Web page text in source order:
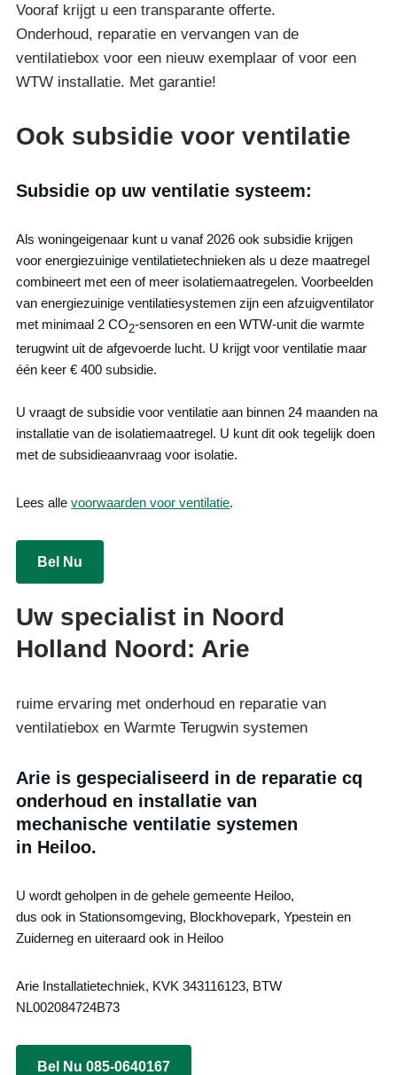
Vooraf krijgt u een transparante offerte.
Onderhoud, reparatie en vervangen van de
ventilatiebox voor een nieuw exemplaar of voor een
WTW installatie. Met garantie!
Ook subsidie voor ventilatie
Subsidie op uw ventilatie systeem:
Als woningeigenaar kunt u vanaf 2026 ook subsidie krijgen
voor energiezuinige ventilatietechnieken als u deze maatregel
combineert met een of meer isolatiemaatregelen. Voorbeelden
van energiezuinige ventilatiesystemen zijn een afzuigventilator
met minimaal 2 CO2-sensoren en een WTW-unit die warmte
terugwint uit de afgevoerde lucht. U krijgt voor ventilatie maar
één keer € 400 subsidie.
U vraagt de subsidie voor ventilatie aan binnen 24 maanden na
installatie van de isolatiemaatregel. U kunt dit ook tegelijk doen
met de subsidieaanvraag voor isolatie.
Lees allevoorwaarden voor ventilatie.
Bel Nu
Uw specialist in Noord
Holland Noord: Arie
ruime ervaring met onderhoud en reparatie van
ventilatiebox en Warmte Terugwin systemen
Arie is gespecialiseerd in de reparatie cq
onderhoud en installatie van
mechanische ventilatie systemen
in Heiloo.
U wordt geholpen in de gehele gemeente Heiloo,
dus ook in Stationsomgeving, Blockhovepark, Ypestein en
Zuiderneg en uiteraard ook in Heiloo
Arie Installatietechniek, KVK 343116123, BTW
NL002084724B73
Bel Nu 085-0640167